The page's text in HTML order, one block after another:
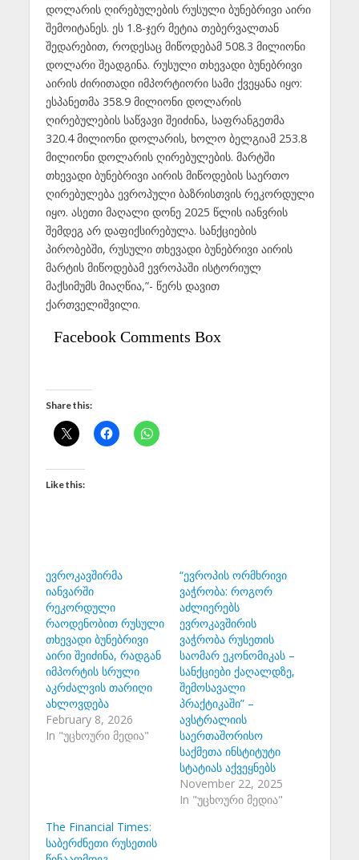
დოლარის ღირებულების რუსული ბუნებრივი აირი
შემოიტანეს. ეს 1.8-ჯერ მეტია თებერვალთან
შედარებით, როდესაც მიწოდებამ 508.3 მილიონი
დოლარი შეადგინა. რუსული თხევადი ბუნებრივი
აირის ძირითადი იმპორტიორი სამი ქვეყანა იყო:
ესპანეთმა 358.9 მილიონი დოლარის
ღირებულების საწვავი შეიძინა, საფრანგეთმა
320.4 მილიონი დოლარის, ხოლო ბელგიამ 253.8
მილიონი დოლარის ღირებულების. მარტში
თხევადი ბუნებრივი აირის მიწოდების საერთო
ღირებულება ევროპული ბაზრისთვის რეკორდული
იყო. ასეთი მაღალი დონე 2025 წლის იანვრის
შემდეგ არ დაფიქსირებულა. სანქციების
პირობებში, რუსული თხევადი ბუნებრივი აირის
მარტის მიწოდებამ ევროპაში ისტორიულ
მაქსიმუმს მიაღწია,”- წერს დავით
ქართველიშვილი.
Facebook Comments Box
Share this:
Like this:
ევროკავშირმა
იანვარში
რეკორდული
რაოდენობით რუსული
თხევადი ბუნებრივი
აირი შეიძინა, რადგან
იმპორტის სრული
აკრძალვის თარიღი
ახლოვდება
February 8, 2026
In "უცხოური მედია"
“ევროპის ორმხრივი
ვაჭრობა: როგორ
აძლიერებს
ევროკავშირის
ვაჭრობა რუსეთის
საომარ ეკონომიკას –
სანქციები ქაღალდზე,
შემოსავალი
პრაქტიკაში” –
ავსტრალიის
საერთაშორისო
საქმეთა ინსტიტუტი
სტატიას აქვეყნებს
November 22, 2025
In "უცხოური მედია"
The Financial Times:
საბერძნეთი რუსეთის